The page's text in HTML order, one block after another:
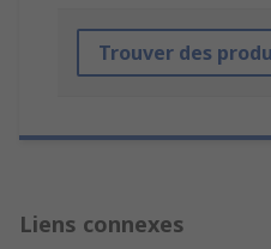
Trouver des
Liens connexes